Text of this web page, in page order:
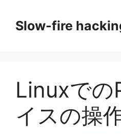
Slow-fire
Linuxでの
イスの操